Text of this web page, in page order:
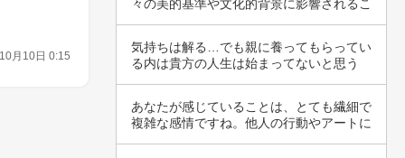
月10日 0:15
々の美的基準や文化的背景に影響されるこ
気持ちは解る…でも親に養ってもらってい
る内は貴方の人生は始まってないと思う
あなたが感じていることは、とても繊細で
複雑な感情ですね。他人の行動やアートに